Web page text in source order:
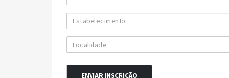
da
Firma
Estabelecimento
Localidade